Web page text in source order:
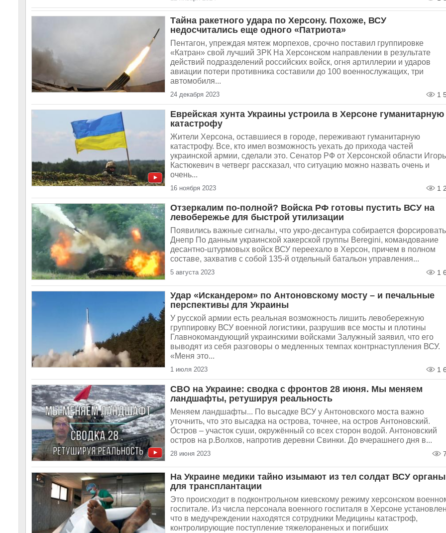
Тайна ракетного удара по Херсону. Похоже, ВСУ
недосчитались еще одного «Патриота»
Пентагон, упреждая мятеж морпехов, срочно поставил группировке
«Катран» свой лучший ЗРК На Херсонском направлении в результате
действий подразделений российских войск, огня артиллерии и ударов
авиации потери противника составили до 100 военнослужащих, три
автомобиля...
24 декабря 2023 1
Еврейская хунта Украины устроила в Херсоне гуманитарную
катастрофу
Жители Херсона, оставшиеся в городе, переживают гуманитарную
катастрофу. Все, кто имел возможность уехать до прихода частей
украинской армии, сделали это. Сенатор РФ от Херсонской области Игорь
Кастюкевич в четверг рассказал, что ситуацию можно назвать очень и
очень...
16 ноября 2023 1
Отзеркалим по-полной? Войска РФ готовы пустить ВСУ на
левобережье для быстрой утилизации
Появились важные сигналы, что укро-десантура собирается форсировать
Днепр По данным украинской хакерской группы Beregini, командование
десантно-штурмовых войск ВСУ переехало в Херсон, причем в полном
составе, захватив с собой 135-й отдельный батальон управления...
5 августа 2023 1
Удар «Искандером» по Антоновскому мосту – и печальные
перспективы для Украины
У русской армии есть реальная возможность лишить левобережную
группировку ВСУ военной логистики, разрушив все мосты и плотины
Главнокомандующий украинскими войсками Залужный заявил, что его
выводят из себя разговоры о медленных темпах контрнаступления ВСУ.
«Меня это...
1 июля 2023 1
СВО на Украине: сводка с фронтов 28 июня. Мы меняем
ландшафты, ретушируя реальность
Меняем ландшафты... По высадке ВСУ у Антоновского моста важно
уточнить, что это высадка на острова, точнее, на остров Антоновский.
О́стров – участок суши, окружённый со всех сторон водой. Антоновский
остров на р.Волхов, напротив деревни Свинки. До вчерашнего дня в...
28 июня 2023
На Украине медики тайно изымают из тел солдат ВСУ органы
для трансплантации
Это происходит в подконтрольном киевскому режиму херсонском
госпитале. Из числа персонала военного госпиталя в Херсоне
что в медучреждении находятся сотрудники Медицины катастроф,
контролирующие поступление тяжелораненых и погибших